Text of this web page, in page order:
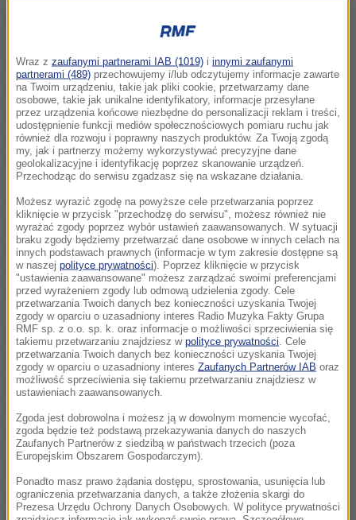
widział maszerującą w tym rejonie osobę tuż przed
zejściem lawiny. Ratownicy na pokładzie śmigłowca
dotarli na lawinisko, gdzie za pomocą sond i psów
przeczesywali zwały śniegu. W akcji brało udział 23
ratowników oraz trzy psy.
Świadek zejścia lawiny zareagował prawidłowo,
powiadamiając ratowników, bo przypuszczał, że pod
śniegiem może znajdować się osoba. Na szczęście
nic nikomu się nie stało- powiedział PAP dyżurny
ratownik TOPR Tomasz Wojciechowski.
Również w sobotę ze szlaku na najwyższy szczyt w
Polsce - Rysy - z dużej wysokości spadł turysta.
Ratownicy TOPR przetransportowali ciężko rannego
szpitala.
zagrożenia lawinowego. Słoneczna pogoda zachęca
Wraz z zaufanymi partnerami IAB (1019) i innymi zaufanymi
partnerami (489) przechowujemy i/lub odczytujemy informacje zawarte
na Twoim urządzeniu, takie jak pliki cookie, przetwarzamy dane
osobowe, takie jak unikalne identyfikatory, informacje przesyłane
przez urządzenia końcowe niezbędne do personalizacji reklam i treści,
udostępnienie funkcji mediów społecznościowych pomiaru ruchu jak
również dla rozwoju i poprawny naszych produktów. Za Twoją zgodą
my, jak i partnerzy możemy wykorzystywać precyzyjne dane
geolokalizacyjne i identyfikację poprzez skanowanie urządzeń.
Przechodząc do serwisu zgadzasz się na wskazane działania.
Możesz wyrazić zgodę na powyższe cele przetwarzania poprzez
kliknięcie w przycisk "przechodzę do serwisu", możesz również nie
wyrażać zgody poprzez wybór ustawień zaawansowanych. W sytuacji
braku zgody będziemy przetwarzać dane osobowe w innych celach na
innych podstawach prawnych (informacje w tym zakresie dostępne są
w naszej polityce prywatności). Poprzez kliknięcie w przycisk
"ustawienia zaawansowane" możesz zarządzać swoimi preferencjami
przed wyrażeniem zgody lub odmową udzielenia zgody. Cele
przetwarzania Twoich danych bez konieczności uzyskania Twojej
zgody w oparciu o uzasadniony interes Radio Muzyka Fakty Grupa
RMF sp. z o.o. sp. k. oraz informacje o możliwości sprzeciwienia się
takiemu przetwarzaniu znajdziesz w polityce prywatności . Cele
przetwarzania Twoich danych bez konieczności uzyskania Twojej
zgody w oparciu o uzasadniony interes Zaufanych Partnerów IAB oraz
możliwość sprzeciwienia się takiemu przetwarzaniu znajdziesz w
ustawieniach zaawansowanych.
Zgoda jest dobrowolna i możesz ją w dowolnym momencie wycofać,
zgoda będzie też podstawą przekazywania danych do naszych
Zaufanych Partnerów z siedzibą w państwach trzecich (poza
Europejskim Obszarem Gospodarczym).
Ponadto masz prawo żądania dostępu, sprostowania, usunięcia lub
ograniczenia przetwarzania danych, a także złożenia skargi do
Prezesa Urzędu Ochrony Danych Osobowych. W polityce prywatności